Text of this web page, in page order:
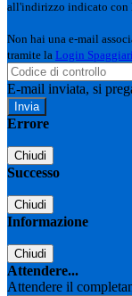
all'indirizzo indicato con
Non hai una e-mail
tramite la Login Spaggiari
E-mail inviata, si
Errore
Chiudi
Successo
Chiudi
Informazione
Chiudi
Attendere...
Attendere il